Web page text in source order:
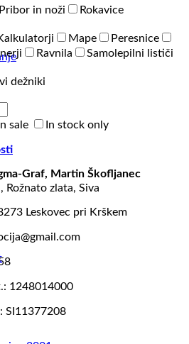
Graf, Martin Škofljanec
Leskovec pri Krškem
1248014000
SI11377208
Pribor in noži
Rokavice
Mape
Peresnice
Ravnila
Samolepilni lističi
dežniki
sale In stock only
Rožnato zlata, Siva